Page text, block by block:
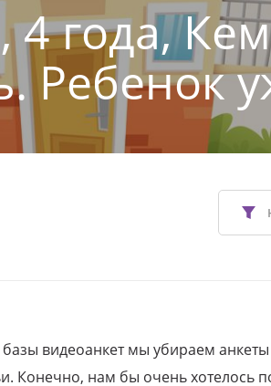
4 года,
Ребенок
видеоанкет мы убираем
Конечно, нам бы очень хотелось